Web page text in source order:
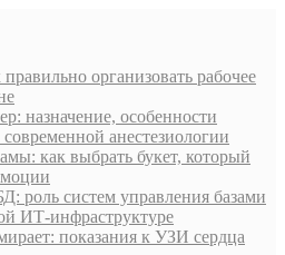
организовать рабочее
назначение, особенности
анестезиологии
как выбрать букет, который
роль систем управления базами
ИТ-инфраструктуре
показания к УЗИ сердца